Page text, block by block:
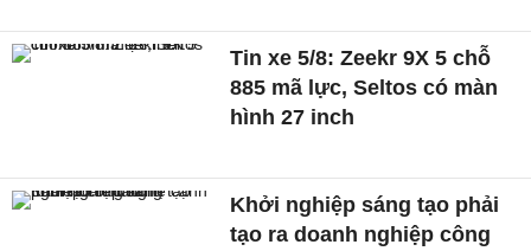
Tin xe 5/8: Zeekr 9X 5 chỗ
885 mã lực, Seltos có màn
hình 27 inch
Khởi nghiệp sáng tạo phải
tạo ra doanh nghiệp công